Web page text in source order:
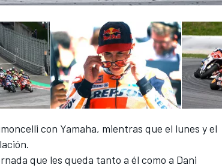
con Yamaha, mientras que el lunes y el
que les queda tanto a él como a Dani